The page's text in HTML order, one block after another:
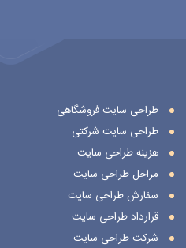
طراحی سایت فروشگاهی
طراحی سایت شرکتی
هزینه طراحی سایت
مراحل طراحی سایت
سفارش طراحی سایت
قرارداد طراحی سایت
شرکت طراحی سایت